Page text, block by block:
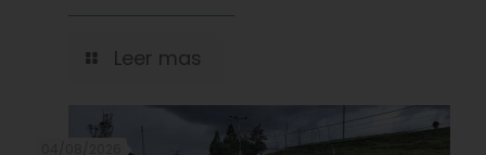
Leer mas